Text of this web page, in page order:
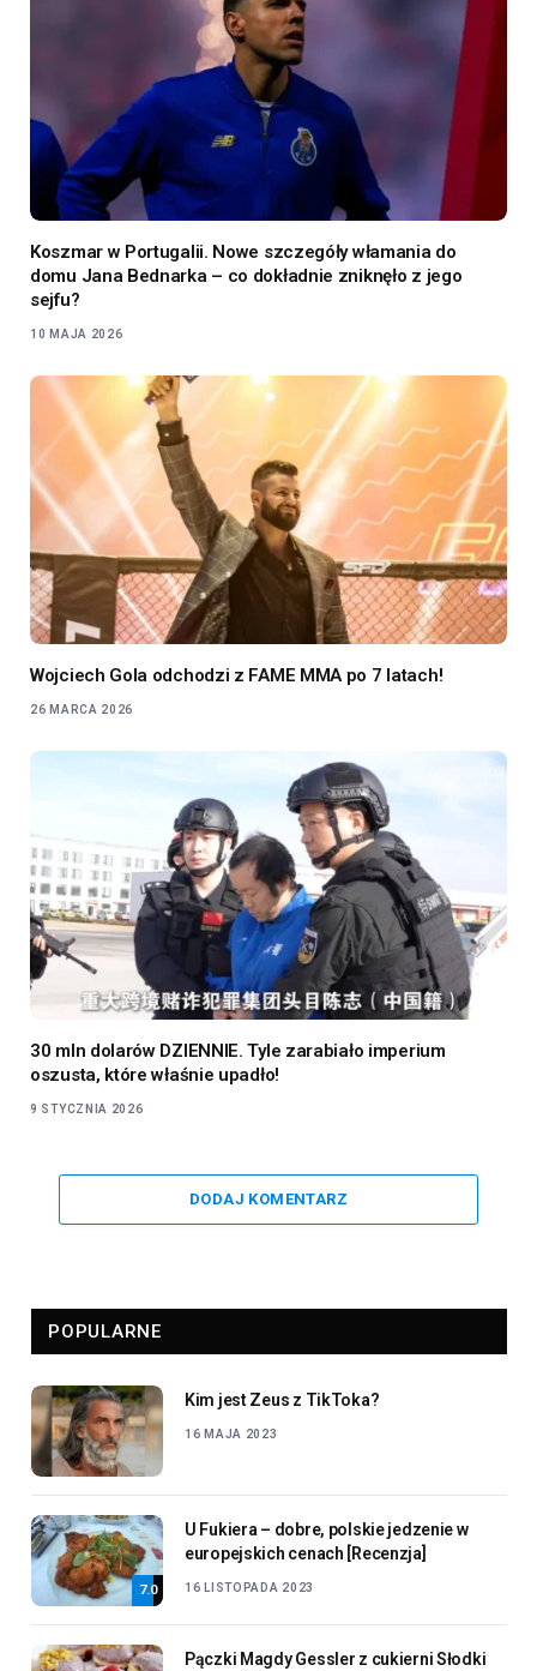
Koszmar w Portugalii. Nowe szczegóły włamania do
domu Jana Bednarka – co dokładnie zniknęło z jego
sejfu?
10 MAJA 2026
Wojciech Gola odchodzi z FAME MMA po 7 latach!
26 MARCA 2026
30 mln dolarów DZIENNIE. Tyle zarabiało imperium
oszusta, które właśnie upadło!
9 STYCZNIA 2026
DODAJ KOMENTARZ
POPULARNE
Kim jest Zeus z TikToka?
16 MAJA 2023
7.0
U Fukiera – dobre, polskie jedzenie w
europejskich cenach [Recenzja]
16 LISTOPADA 2023
Pączki Magdy Gessler z cukierni Słodki